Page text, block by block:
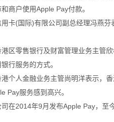
商户使用Apple Pay付款。
(国际)有限公司副总经理冯燕芬
零售银行及财富管理业务主管欣
行服务的方式。
人金融业务主管尚明洋表示，香
Pay服务感到高兴。
2014年9月发布Apple Pay，至